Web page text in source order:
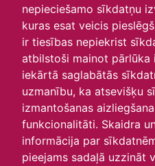
nepieciešamo sīkdatņu
kuras esat veicis
ir tiesības nepiekrist
atbilstoši mainot pārlūka
iekārtā saglabātās
uzmanību, ka atsevišķu
izmantošanas
funkcionalitāti. Skaidra
informācija par
pieejams sadaļā uzzināt
O T